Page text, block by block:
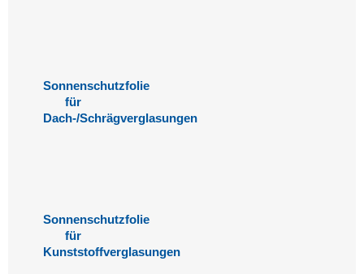
Sonnenschutzfolie
für
Dach-/Schrägverglasungen
Sonnenschutzfolie
für
Kunststoffverglasungen